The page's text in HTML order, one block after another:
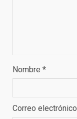
Nombre *
Correo electrónico